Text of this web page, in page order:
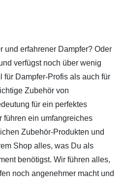
und erfahrener Dampfer? Oder
verfügst noch über wenig
für Dampfer-Profis als auch für
Zubehör von
für ein perfektes
führen ein umfangreiches
Zubehör-Produkten und
Shop alles, was Du als
benötigst. Wir führen alles,
noch angenehmer macht und